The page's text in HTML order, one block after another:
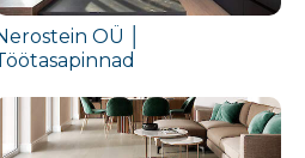
tekid, padjad,
rätikud, dekoor.
22 090
OÜ │